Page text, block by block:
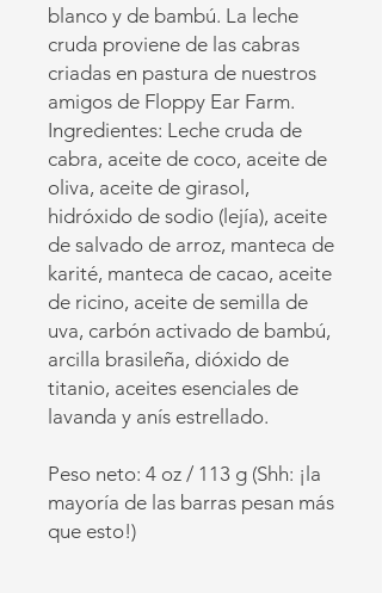
blanco y de bambú. La leche
cruda proviene de las cabras
criadas en pastura de nuestros
amigos de Floppy Ear Farm.
Ingredientes: Leche cruda de
cabra, aceite de coco, aceite de
oliva, aceite de girasol,
hidróxido de sodio (lejía), aceite
de salvado de arroz, manteca de
karité, manteca de cacao, aceite
de ricino, aceite de semilla de
uva, carbón activado de bambú,
arcilla brasileña, dióxido de
titanio, aceites esenciales de
lavanda y anís estrellado.
Peso neto: 4 oz / 113 g (Shh: ¡la
mayoría de las barras pesan más
que esto!)